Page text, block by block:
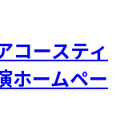
コースティ
ホームペー